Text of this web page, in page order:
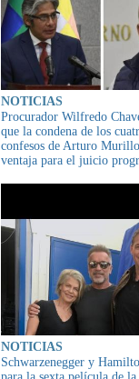
NOTICIAS
Procurador Wilfredo
que la condena de los
confesos de Arturo
ventaja para el juicio
NOTICIAS
Schwarzenegger y